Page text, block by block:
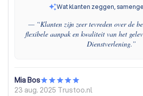
Wat klanten zeggen,
— “Klanten zijn zeer tevreden over de
flexibele aanpak en kwaliteit van het
Dienstverlening.”
Mia Bos
23 aug. 2025 Trustoo.nl